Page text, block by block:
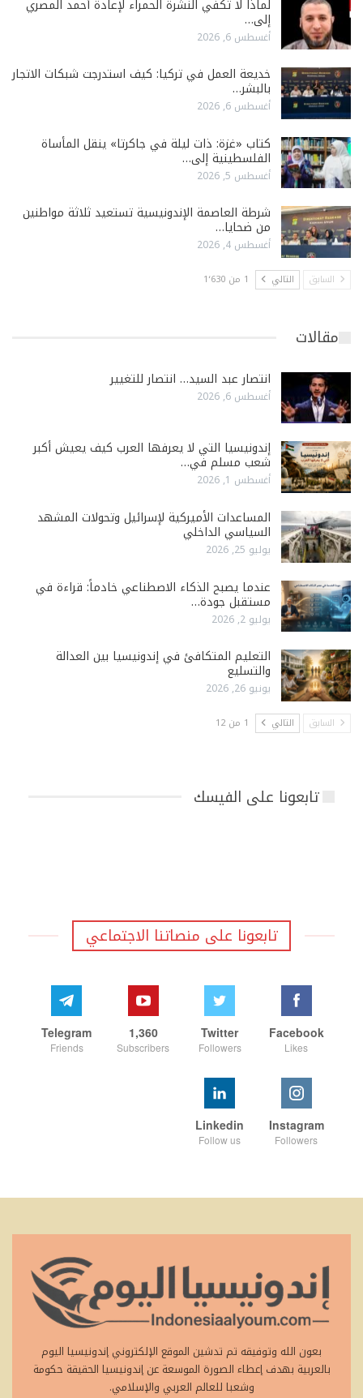
لماذا لا تكفي النشرة الحمراء لإعادة أحمد المصري
إلى…
أغسطس 6, 2026
خديعة العمل في تركيا: كيف استدرجت شبكات الاتجار
بالبشر…
أغسطس 6, 2026
كتاب «غزة: ذات ليلة في جاكرتا» ينقل المأساة
الفلسطينية إلى…
أغسطس 5, 2026
شرطة العاصمة الإندونيسية تستعيد ثلاثة مواطنين
من ضحايا…
أغسطس 4, 2026
السابق التالي 1 من 1٬630
مقالات
انتصار عبد السيد… انتصار للتغيير
أغسطس 6, 2026
إندونيسيا التي لا يعرفها العرب كيف يعيش أكبر
شعب مسلم في…
أغسطس 1, 2026
المساعدات الأميركية لإسرائيل وتحولات المشهد
السياسي الداخلي
يوليو 25, 2026
عندما يصبح الذكاء الاصطناعي خادماً: قراءة في
مستقبل جودة…
يوليو 2, 2026
التعليم المتكافئ في إندونيسيا بين العدالة
والتسليع
يونيو 26, 2026
السابق التالي 1 من 12
تابعونا على الفيسك
تابعونا على منصاتنا الاجتماعي
Facebook
Likes
Twitter
Followers
1,360
Subscribers
Telegram
Friends
Instagram
Followers
Linkedin
Follow us
بعون الله وتوفيقه تم تدشين الموقع الإلكتروني إندونيسيا اليوم
بالعربية بهدف إعطاء الصورة الموسعة عن إندونيسيا الحقيقة حكومة
وشعبا للعالم العربي والإسلامي.